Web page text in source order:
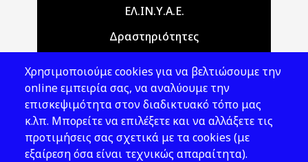
Main navigationΕΛ.ΙΝ.Υ.Α.Ε.
Δραστηριότητες
Νομοθεσία
Εκδόσεις
Νέα - Εκδηλώσεις
Χρησιμοποιούμε cookies για να βελτιώσουμε την
online εμπειρία σας, να αναλύουμε την
επισκεψιμότητα στον διαδικτυακό τόπο μας
κ.λπ. Μπορείτε να επιλέξετε και να αλλάξετε τις
προτιμήσεις σας σχετικά με τα cookies (με
εξαίρεση όσα είναι τεχνικώς απαραίτητα).